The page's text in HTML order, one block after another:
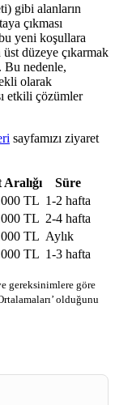
gibi alanların
çıkması
yeni koşullara
düzeye çıkarmak
Bu nedenle,
olarak
etkili çözümler
sayfamızı ziyaret
Süre
TL 1-2 hafta
TL 2-4 hafta
TL Aylık
TL 1-3 hafta
gereksinimlere göre
olduğunu